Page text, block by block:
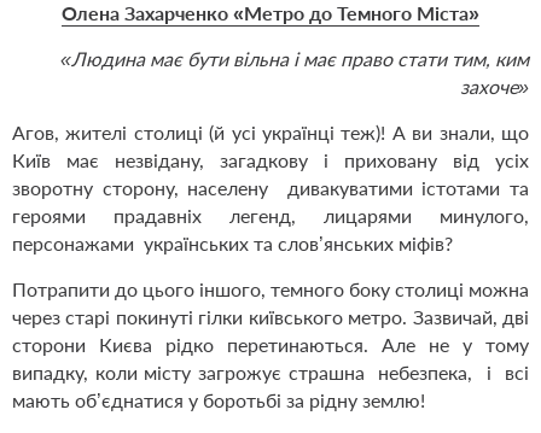
Олена Захарченко «Метро до Темного Міста»
«Людина має бути вільна і має право стати тим, ким
захоче»
Агов, жителі столиці (й усі українці теж)! А ви знали, що
Київ має незвідану, загадкову і приховану від усіх
зворотну сторону, населену дивакуватими істотами та
героями прадавніх легенд, лицарями минулого,
персонажами українських та слов’янських міфів?
Потрапити до цього іншого, темного боку столиці можна
через старі покинуті гілки київського метро. Зазвичай, дві
сторони Києва рідко перетинаються. Але не у тому
випадку, коли місту загрожує страшна небезпека, і всі
мають об’єднатися у боротьбі за рідну землю!